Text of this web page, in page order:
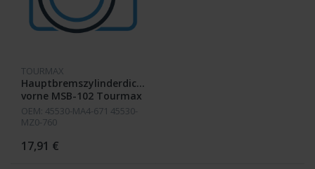
TOURMAX
Hauptbremszylinderdichtsatz
vorne MSB-102 Tourmax
OEM: 45530-MA4-671 45530-
MZ0-760
17,91 €